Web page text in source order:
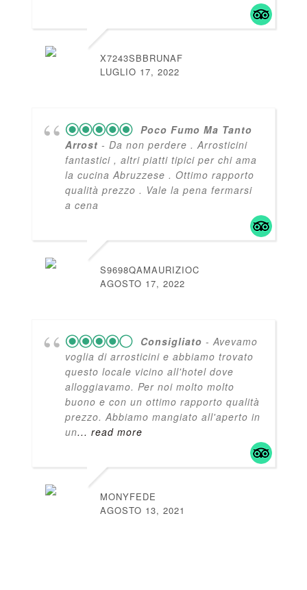
X7243SBBRUNAF
LUGLIO 17, 2022
Poco Fumo Ma Tanto
Arrost - Da non perdere . Arrosticini
fantastici , altri piatti tipici per chi ama
la cucina Abruzzese . Ottimo rapporto
qualità prezzo . Vale la pena fermarsi
a cena
S9698QAMAURIZIOC
AGOSTO 17, 2022
Consigliato - Avevamo
voglia di arrosticini e abbiamo trovato
questo locale vicino all'hotel dove
alloggiavamo. Per noi molto molto
buono e con un ottimo rapporto qualità
prezzo. Abbiamo mangiato all'aperto in
un... read more
MONYFEDE
AGOSTO 13, 2021